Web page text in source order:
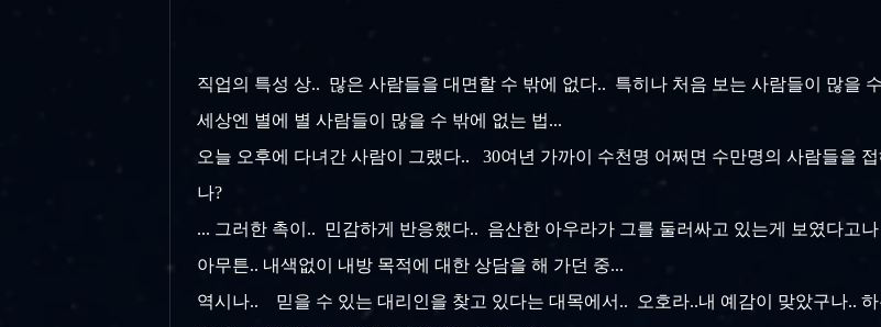
직업의 특성 상.. 많은 사람들을 대면할 수 밖에 없다.. 특히나 처음 보는 사람들이 많을
세상엔 별에 별 사람들이 많을 수 밖에 없는 법...
오늘 오후에 다녀간 사람이 그랬다.. 30여년 가까이 수천명 어쩌면 수만명의 사람들을
나?
... 그러한 촉이.. 민감하게 반응했다.. 음산한 아우라가 그를 둘러싸고 있는게 보였다고나
아무튼.. 내색없이 내방 목적에 대한 상담을 해 가던 중...
역시나.. 믿을 수 있는 대리인을 찾고 있다는 대목에서.. 오호라..내 예감이 맞았구나..